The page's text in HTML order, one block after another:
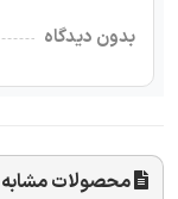
بدون دیدگاه
محصولات مشابه